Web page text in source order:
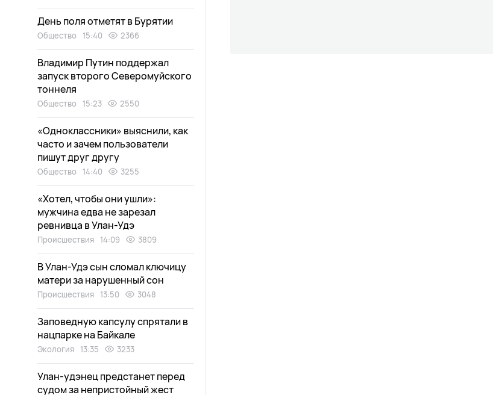
День поля отметят в Бурятии
Общество 15:40 2366
Владимир Путин поддержал
запуск второго Северомуйского
тоннеля
Общество 15:23 2550
«Одноклассники» выяснили, как
часто и зачем пользователи
пишут друг другу
Общество 14:40 3255
«Хотел, чтобы они ушли»:
мужчина едва не зарезал
ревнивца в Улан-Удэ
Происшествия 14:09 3809
В Улан-Удэ сын сломал ключицу
матери за нарушенный сон
Происшествия 13:50 3048
Заповедную капсулу спрятали в
нацпарке на Байкале
Экология 13:35 3233
Улан-удэнец предстанет перед
судом за непристойный жест